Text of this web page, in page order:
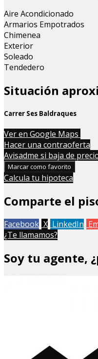
Aire Acondicionado
Armarios Empotrados
Chimenea
Exterior
Soleado
Tendedero
Situación
Carrer Ses Baldraques
+
−
Ver en Google Maps
Hacer una contraoferta
Avisadme si baja de
Marcar como favorito
Calcula tu hipoteca
Comparte el
Facebook X LinkedIn
¿Te llamamos?
Soy tu agente,